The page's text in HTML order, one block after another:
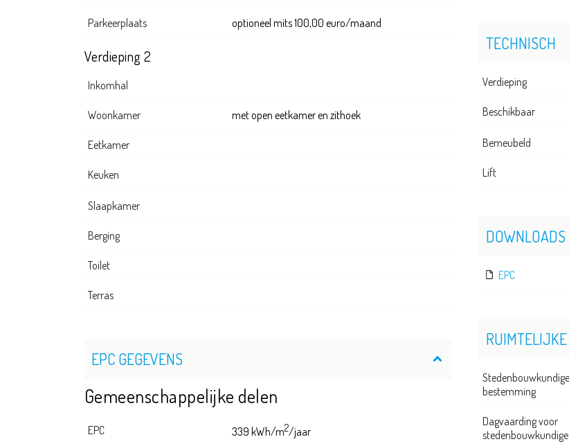
Parkeerplaats optioneel mits 100,00 euro/maand
Verdieping 2
Inkomhal
Woonkamer met open eetkamer en zithoek
Eetkamer
Keuken
Slaapkamer
Berging
Toilet
Terras
EPC GEGEVENS
Gemeenschappelijke delen
EPC 339 kWh/m2/jaar
TECHNISCH
Verdieping
Beschikbaar
Bemeubeld
Lift
DOWNLOADS
EPC
Stedenbouwkundige
bestemming
Dagvaarding voor